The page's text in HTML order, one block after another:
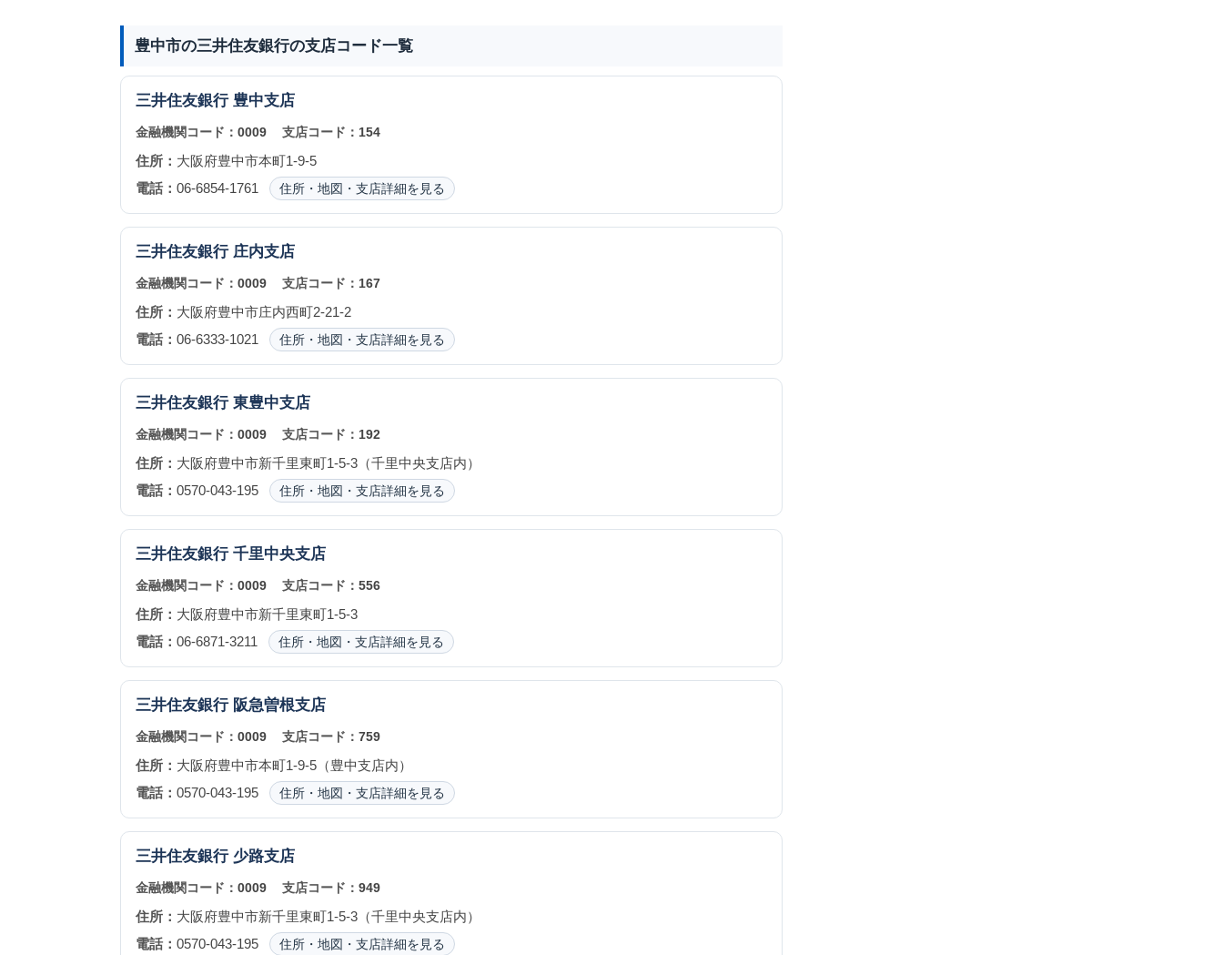
豊中市の三井住友銀行の支店コード一覧
三井住友銀行 豊中支店
金融機関コード： 0009 支店コード： 154
住所： 大阪府豊中市本町1-9-5
電話： 06-6854-1761 住所・地図・支店詳細を見る
三井住友銀行 庄内支店
金融機関コード： 0009 支店コード： 167
住所： 大阪府豊中市庄内西町2-21-2
電話： 06-6333-1021 住所・地図・支店詳細を見る
三井住友銀行 東豊中支店
金融機関コード： 0009 支店コード： 192
住所： 大阪府豊中市新千里東町1-5-3（千里中央支店内）
電話： 0570-043-195 住所・地図・支店詳細を見る
三井住友銀行 千里中央支店
金融機関コード： 0009 支店コード： 556
住所： 大阪府豊中市新千里東町1-5-3
電話： 06-6871-3211 住所・地図・支店詳細を見る
三井住友銀行 阪急曽根支店
金融機関コード： 0009 支店コード： 759
住所： 大阪府豊中市本町1-9-5（豊中支店内）
電話： 0570-043-195 住所・地図・支店詳細を見る
三井住友銀行 少路支店
金融機関コード： 0009 支店コード： 949
住所： 大阪府豊中市新千里東町1-5-3（千里中央支店内）
電話： 0570-043-195 住所・地図・支店詳細を見る